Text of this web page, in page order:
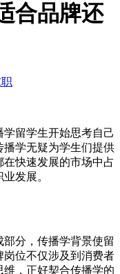
合品牌还
留学生开始思考自己
学无疑为学生们提供
快速发展的市场中占
发展。
分，传播学背景使留
位不仅涉及到消费者
，正好契合传播学的